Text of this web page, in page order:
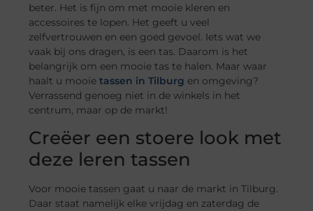
beter. Het is fijn om met mooie kleren en
accessoires te lopen. Het geeft u veel
zelfvertrouwen en een goed gevoel. Iets wat we
vaak bij ons dragen, is een tas. Daarom is het
belangrijk om een mooie tas te halen. Maar waar
haalt u mooietassen in Tilburg en omgeving?
Verrassend genoeg niet in de winkels in het
centrum, maar op de markt!
Creëer een stoere look met
deze leren tassen
Voor mooie tassen gaat u naar de markt in Tilburg.
Daar staat namelijk elke vrijdag en zaterdag de